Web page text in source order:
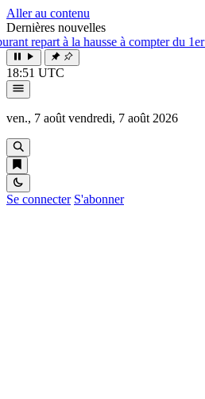
Aller au contenu
Dernières nouvelles
à la hausse à compter du 1er août●
18:51 UTC
ven., 7 août vendredi, 7 août 2026
Se connecter S'abonner